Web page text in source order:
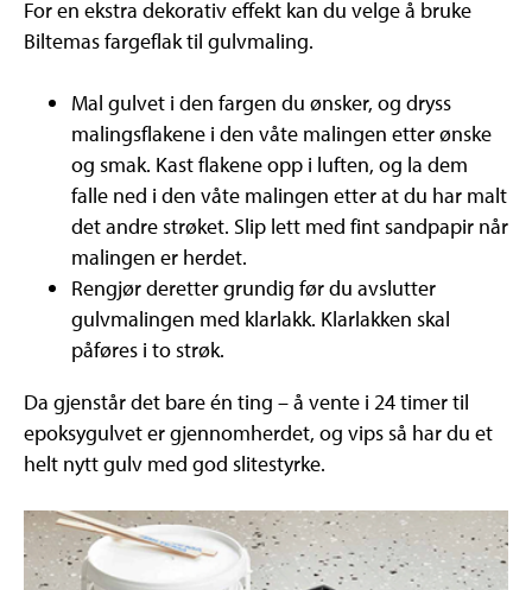
For en ekstra dekorativ effekt kan du velge å bruke
Biltemas fargeflak til gulvmaling.
Mal gulvet i den fargen du ønsker, og dryss
malingsflakene i den våte malingen etter ønske
og smak. Kast flakene opp i luften, og la dem
falle ned i den våte malingen etter at du har malt
det andre strøket. Slip lett med fint sandpapir når
malingen er herdet.
Rengjør deretter grundig før du avslutter
gulvmalingen med klarlakk. Klarlakken skal
påføres i to strøk.
Da gjenstår det bare én ting – å vente i 24 timer til
epoksygulvet er gjennomherdet, og vips så har du et
helt nytt gulv med god slitestyrke.